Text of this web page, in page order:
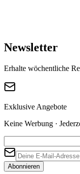
Newsletter
Erhalte wöchentliche
Exklusive Angebote
Keine Werbung ·
Abonnieren